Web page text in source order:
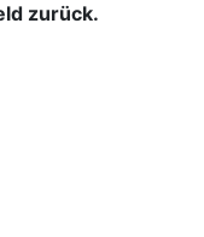
zurück.